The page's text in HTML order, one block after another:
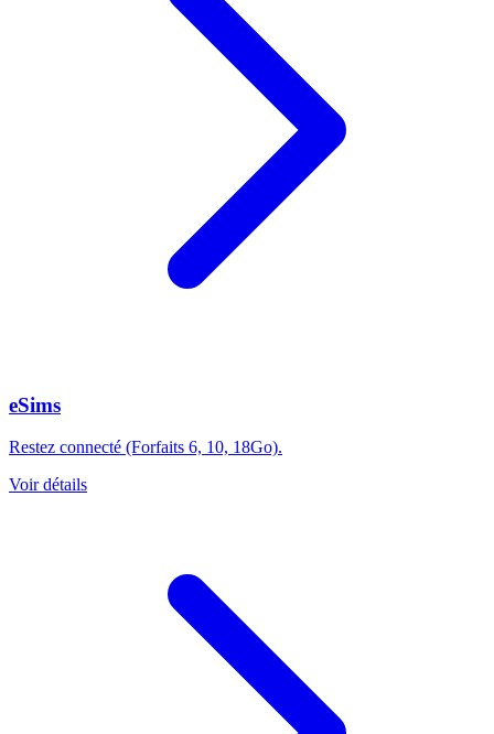
eSims
Restez connecté (Forfaits 6, 10, 18Go).
Voir détails